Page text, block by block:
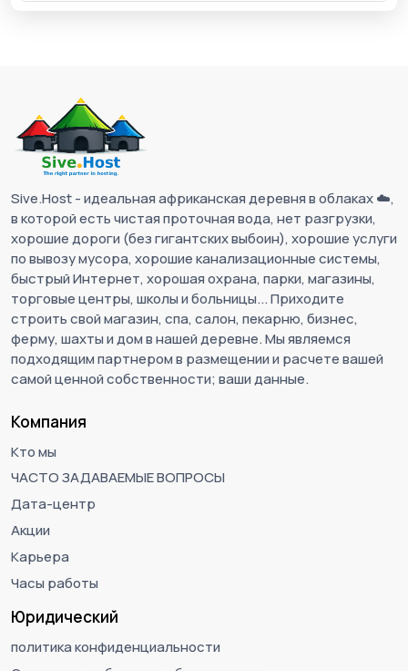
Sive.Host - идеальная африканская деревня в облаках ☁️,
в которой есть чистая проточная вода, нет разгрузки,
хорошие дороги (без гигантских выбоин), хорошие услуги
по вывозу мусора, хорошие канализационные системы,
быстрый Интернет, хорошая охрана, парки, магазины,
торговые центры, школы и больницы... Приходите
строить свой магазин, спа, салон, пекарню, бизнес,
ферму, шахты и дом в нашей деревне. Мы являемся
подходящим партнером в размещении и расчете вашей
самой ценной собственности; ваши данные.
Компания
Кто мы
ЧАСТО ЗАДАВАЕМЫЕ ВОПРОСЫ
Дата-центр
Акции
Карьера
Часы работы
Юридический
политика конфиденциальности